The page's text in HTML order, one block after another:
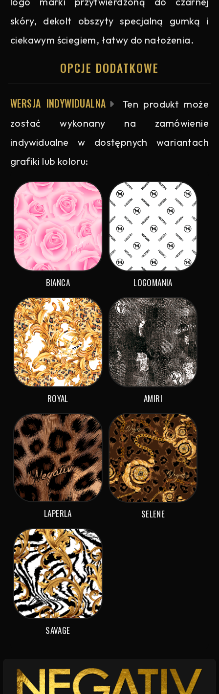
skóry, dekolt obszyty specjalną gumką i
ciekawym ściegiem, łatwy do nałożenia.
OPCJE DODATKOWE
WERSJA INDYWIDUALNA
Ten produkt może
zostać wykonany na zamówienie
indywidualne w dostępnych wariantach
grafiki lub koloru:
BIANCA LOGOMANIA
ROYAL AMIRI
LAPERLA SELENE
SAVAGE